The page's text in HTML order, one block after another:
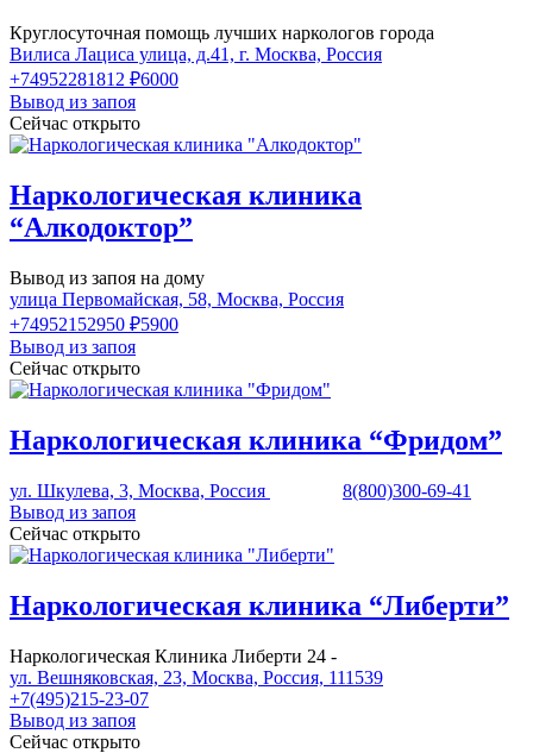
Круглосуточная помощь лучших наркологов города
Вилиса Лациса улица, д.41, г. Москва, Россия
+74952281812 ₽6000
Вывод из запоя
Сейчас открыто
Наркологическая клиника
“Алкодоктор”
Вывод из запоя на дому
улица Первомайская, 58, Москва, Россия
+74952152950 ₽5900
Вывод из запоя
Сейчас открыто
Наркологическая клиника “Фридом”
ул. Шкулева, 3, Москва, Россия
8(800)300-69-41
Вывод из запоя
Сейчас открыто
Наркологическая клиника “Либерти”
Наркологическая Клиника Либерти 24 -
ул. Вешняковская, 23, Москва, Россия, 111539
+7(495)215-23-07
Вывод из запоя
Сейчас открыто